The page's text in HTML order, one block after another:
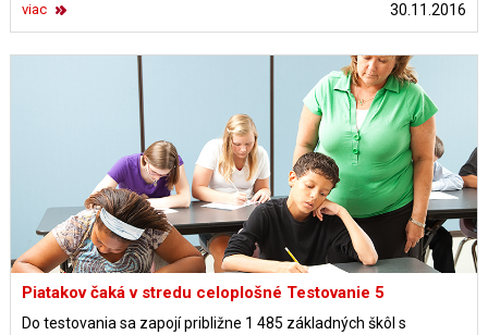
30.11.2016
viac
Piatakov čaká v stredu celoplošné Testovanie 5
Do testovania sa zapojí približne 1 485 základných škôl s